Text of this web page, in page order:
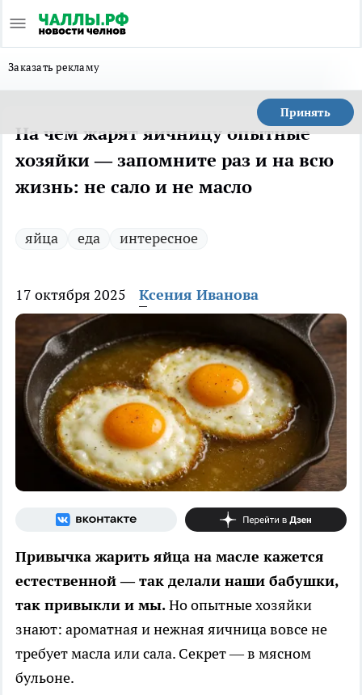
Заказать рекламу
Принять
На чем жарят яичницу опытные
хозяйки — запомните раз и на всю
жизнь: не сало и не масло
яйца еда интересное
17 октября 2025 Ксения Иванова
Привычка жарить яйца на масле кажется
естественной — так делали наши бабушки,
так привыкли и мы.Но опытные хозяйки
знают: ароматная и нежная яичница вовсе не
требует масла или сала. Секрет — в мясном
бульоне.